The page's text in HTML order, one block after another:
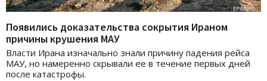
Появились доказательства сокрытия Ираном
причины крушения МАУ
Власти Ирана изначально знали причину падения рейса
МАУ, но намеренно скрывали ее в течение первых дней
после катастрофы.